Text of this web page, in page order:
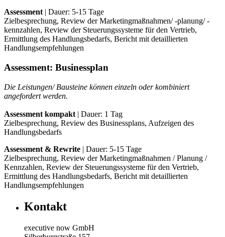
Assessment | Dauer: 5-15 Tage
Zielbesprechung, Review der Marketingmaßnahmen/ -planung/ -
kennzahlen, Review der Steuerungssysteme für den Vertrieb,
Ermittlung des Handlungsbedarfs, Bericht mit detaillierten
Handlungsempfehlungen
Assessment: Businessplan
Die Leistungen/ Bausteine können einzeln oder kombiniert
angefordert werden.
Assessment kompakt | Dauer: 1 Tag
Zielbesprechung, Review des Businessplans, Aufzeigen des
Handlungsbedarfs
Assessment & Rewrite | Dauer: 5-15 Tage
Zielbesprechung, Review der Marketingmaßnahmen / Planung /
Kennzahlen, Review der Steuerungssysteme für den Vertrieb,
Ermittlung des Handlungsbedarfs, Bericht mit detaillierten
Handlungsempfehlungen
Kontakt
executive now GmbH